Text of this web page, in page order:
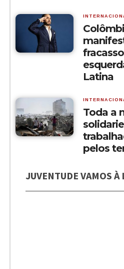
Latina
Toda a
pelos
JUVENTUDE VAMOS À